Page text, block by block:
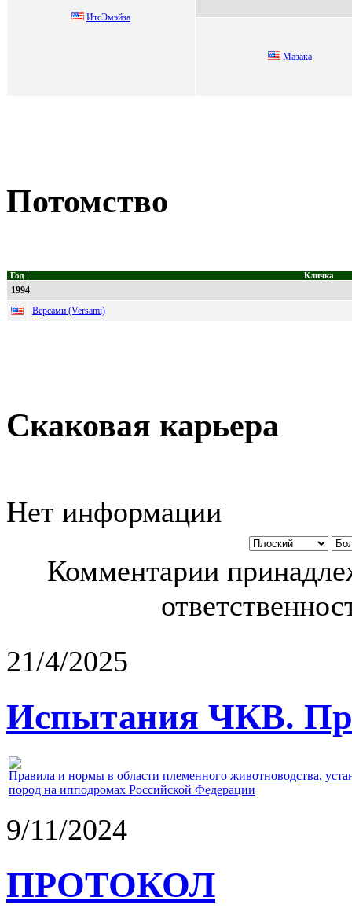
ИтcЭмэйза
Mазака
Потомство
Год Кличка
1994
Версами (Versami)
Скаковая карьера
Нет информации
Комментарии
21/4/2025
Испытания ЧКВ.
Правила и нормы в области племенного животноводства,
пород на ипподромах Российской Федерации
9/11/2024
ПРОТОКОЛ